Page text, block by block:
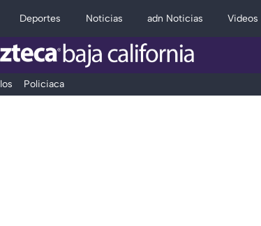
Deportes Noticias adn Noticias Videos
Policiaca